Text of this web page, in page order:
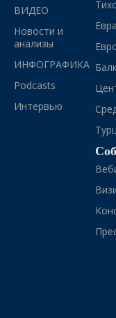
ВИДЕО
Новости и
анализы
ИНФОГРАФИКА
Podcasts
Интервью